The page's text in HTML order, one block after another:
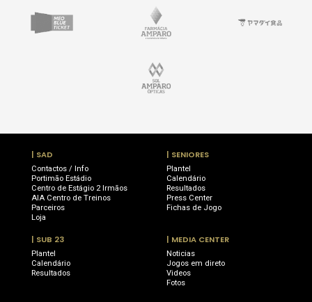
| SAD
Contactos / Info
Portimão Estádio
Centro de Estágio 2 Irmãos
AIA Centro de Treinos
Parceiros
Loja
| SENIORES
Plantel
Calendário
Resultados
Press Center
Fichas de Jogo
| SUB 23
Plantel
Calendário
Resultados
| MEDIA CENTER
Noticias
Jogos em direto
Videos
Fotos